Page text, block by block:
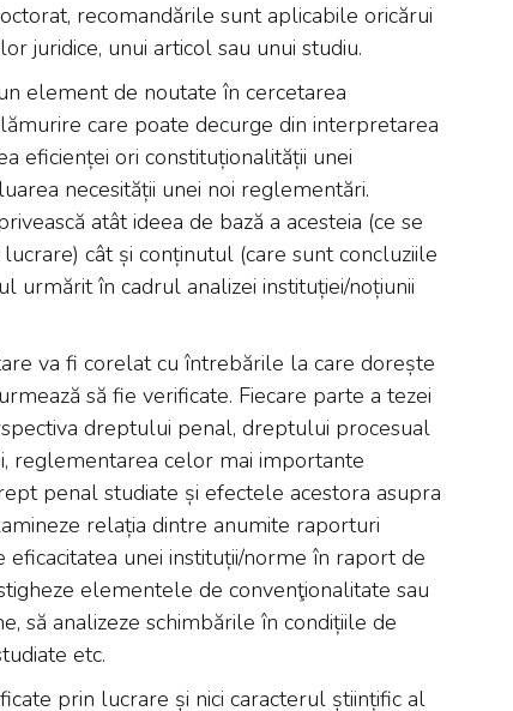
recomandările sunt aplicabile oricărui
juridice, unui articol sau unui studiu.
element de noutate în cercetarea
care poate decurge din interpretarea
eficienței ori constituționalității unei
necesității unei noi reglementări.
atât ideea de bază a acesteia (ce se
cât și conținutul (care sunt concluziile
urmărit în cadrul analizei instituției/noțiunii
va fi corelat cu întrebările la care dorește
să fie verificate. Fiecare parte a tezei
dreptului penal, dreptului procesual
reglementarea celor mai importante
penal studiate și efectele acestora asupra
relația dintre anumite raporturi
unei instituții/norme în raport de
elementele de convenţionalitate sau
să analizeze schimbările în condițiile de
etc.
prin lucrare și nici caracterul științific al